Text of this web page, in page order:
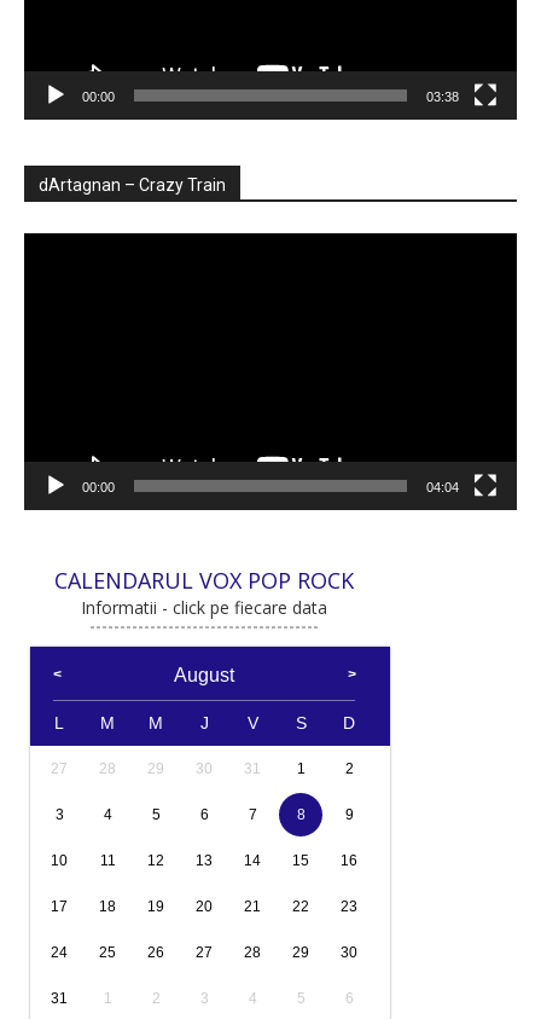
00:00 03:38
dArtagnan – Crazy Train
00:00 04:04
CALENDARUL VOX POP ROCK
Informatii - click pe fiecare data
August
L M M J V S D
27 28 29 30 31 1 2
3 4 5 6 7 8 9
10 11 12 13 14 15 16
17 18 19 20 21 22 23
24 25 26 27 28 29 30
31 1 2 3 4 5 6